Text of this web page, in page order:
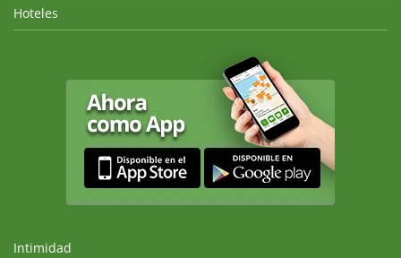
Hoteles
Intimidad